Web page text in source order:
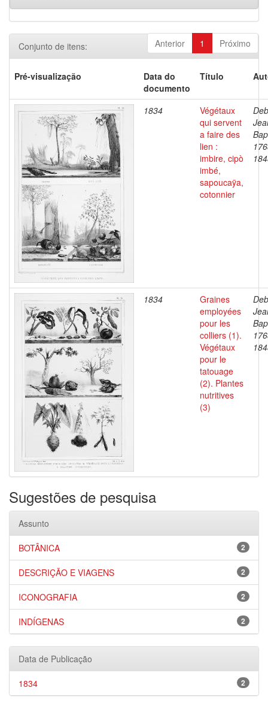
Anterior 1 Próximo
Conjunto de itens:
Pré-visualização
Data do
documento
Título
1834
Végétaux
qui servent
a faire des
lien :
imbire, cipò
imbé,
sapoucaÿa,
cotonnier
1834
Graines
employées
pour les
colliers (1).
Végétaux
pour le
tatouage
(2). Plantes
nutritives
(3)
Sugestões de pesquisa
Assunto
2
BOTÂNICA
2
DESCRIÇÃO E VIAGENS
2
ICONOGRAFIA
2
INDÍGENAS
Data de Publicação
2
1834